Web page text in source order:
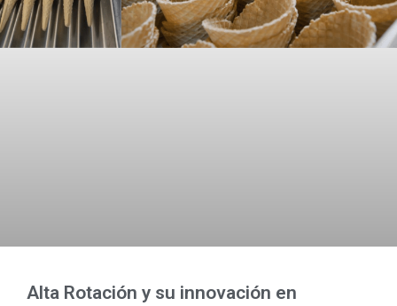
Alta Rotación y su innovación en